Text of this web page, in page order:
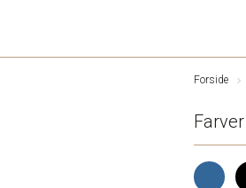
Forside
Farver